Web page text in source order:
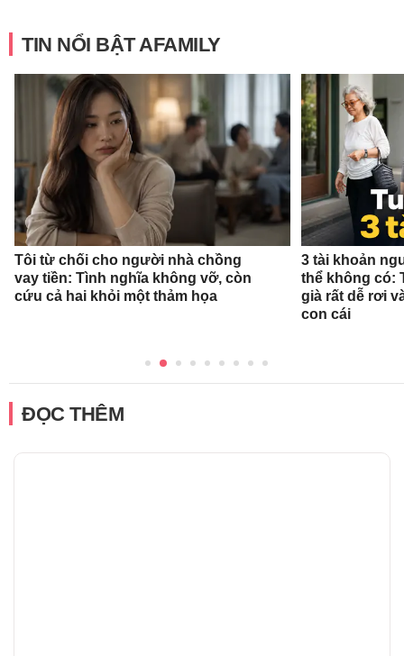
TIN NỔI BẬT AFAMILY
Tôi từ chối cho người nhà chồng
vay tiền: Tình nghĩa không vỡ, còn
cứu cả hai khỏi một thảm họa
3 tài khoản
thể không có:
già rất dễ rơi
con cái
ĐỌC THÊM